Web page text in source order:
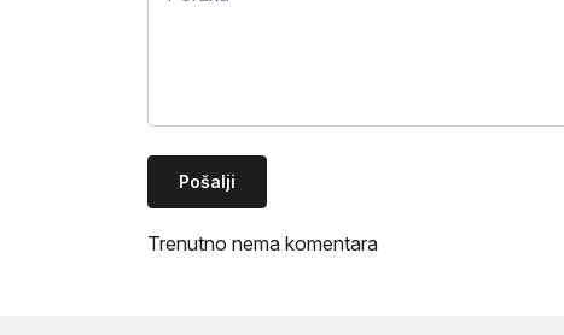
Pošalji
Trenutno nema komentara